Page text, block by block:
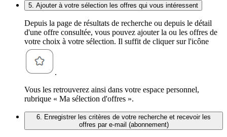
5. Ajouter à votre sélection les offres qui vous intéressent
Depuis la page de résultats de recherche ou depuis le détail
d'une offre consultée, vous pouvez ajouter la ou les offres de
votre choix à votre sélection. Il suffit de cliquer sur l'icône
.
Vous les retrouverez ainsi dans votre espace personnel,
rubrique « Ma sélection d'offres ».
6. Enregistrer les critères de votre recherche et recevoir les
offres par e-mail (abonnement)